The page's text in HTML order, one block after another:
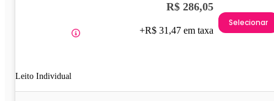
Leito Individual
R$ 286,05
+R$ 31,47 em taxa
Selecionar